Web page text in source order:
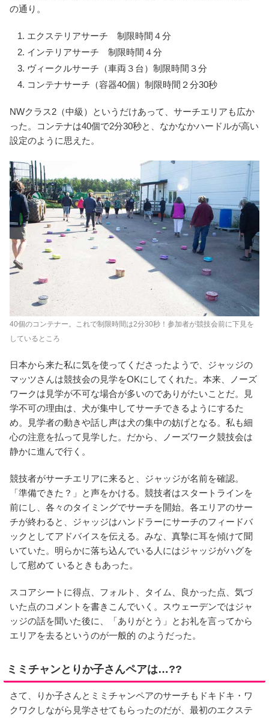
の通り。
エクステリアサーチ 制限時間４分
インテリアサーチ 制限時間４分
ヴィークルサーチ（車両３台）制限時間３分
コンテナサーチ（容器40個）制限時間２分30秒
NWクラス2（中級）というだけあって、サーチエリアも広か
った。コンテナは40個で2分30秒と、なかなかハードルが高い
設定のように思えた。
40個のコンテナー。これで制限時間は2分30秒！参加者が競技会前に下見を
しているところ
日本から来た私に気を使ってくださったようで、ジャッジの
マッツさんは競技会の見学をOKにしてくれた。本来、ノーズ
ワークは見学が不可な場合が多いのでありがたいことだ。見
学不可の理由は、犬が集中してサーチできるようにするた
め。見学者の動きや話し声は犬の集中の妨げとなる。私も細
心の注意を払って見学した。だから、ノーズワーク競技会は
静かに進んで行く。
競技者がサーチエリアに来ると、ジャッジが名前を確認。
「準備できた？」と声をかける。競技者はスタートラインを
前にし、各々のタイミングでサーチを開始。各エリアのサー
チが終わると、ジャッジはハンドラーにサーチのフィードバ
ックとしてアドバイスを伝える。みな、真摯に耳を傾けて聞
いていた。明らかに落ち込んでいる人にはジャッジがハグを
して慰めて いるときもあった。
スコアシートに得点、フォルト、タイム、良かった点、気づ
いた点のコメントを書きこんでいく。スウェーデンではジャ
ッジの話を聞いた後に、「ありがとう」とお礼を言ってから
エリアを去るというのが一般的 のようだった。
ミミチャンとりか子さんペアは…??
さて、りか子さんとミミチャンペアのサーチもドキドキ・ワ
クワクしながら見学させてもらったのだが、最初のエクステ